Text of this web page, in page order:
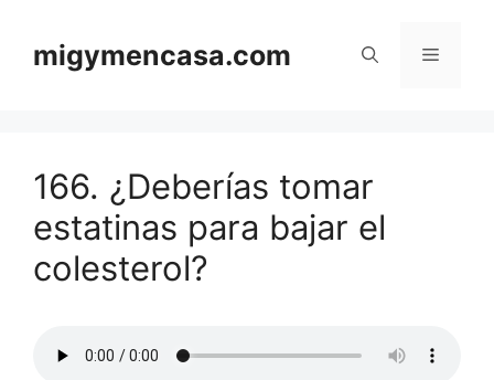
contenido
migymencasa.com Menú
166. ¿Deberías tomar
estatinas para bajar el
colesterol?